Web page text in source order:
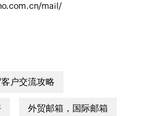
mail/
户交流攻略
外贸邮箱，国际邮箱